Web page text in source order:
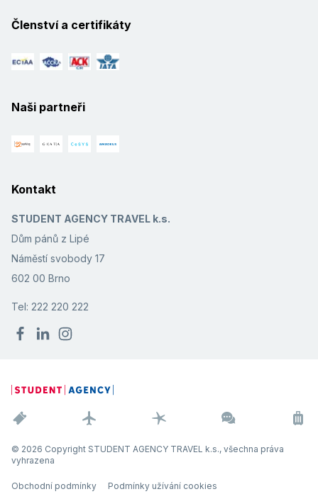
Členství a certifikáty
Naši partneři
Kontakt
STUDENT AGENCY TRAVEL k.s.
Dům pánů z Lipé
Náměstí svobody 17
602 00 Brno
Tel: 222 220 222
© 2026 Copyright STUDENT AGENCY TRAVEL k.s., všechna práva
vyhrazena
Obchodní podmínky Podmínky užívání cookies